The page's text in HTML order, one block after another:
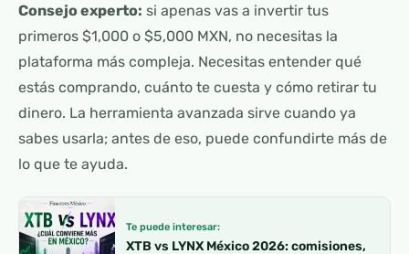
Consejo experto: si apenas vas a invertir tus
primeros $1,000 o $5,000 MXN, no necesitas la
plataforma más compleja. Necesitas entender qué
estás comprando, cuánto te cuesta y cómo retirar tu
dinero. La herramienta avanzada sirve cuando ya
sabes usarla; antes de eso, puede confundirte más de
lo que te ayuda.
Te puede interesar:
XTB vs LYNX México 2026: comisiones,